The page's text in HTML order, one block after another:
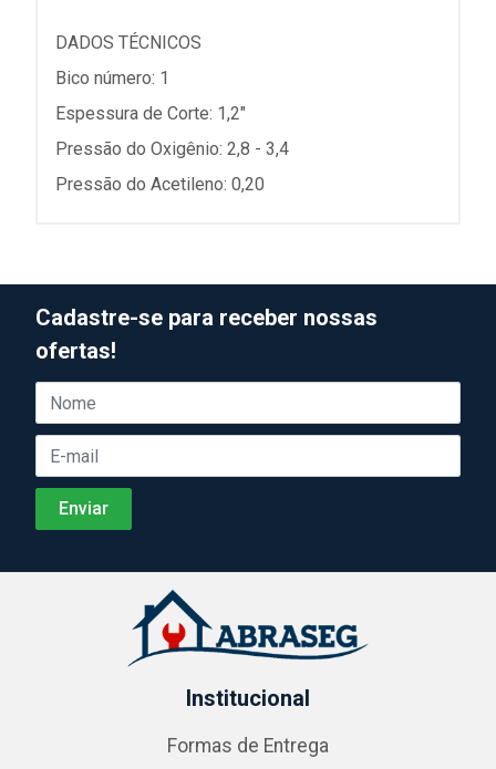
DADOS TÉCNICOS
Bico número: 1
Espessura de Corte: 1,2"
Pressão do Oxigênio: 2,8 - 3,4
Pressão do Acetileno: 0,20
Cadastre-se para receber nossas
ofertas!
Institucional
Formas de Entrega